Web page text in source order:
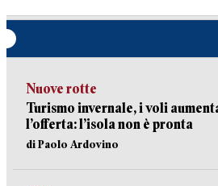
Nuove rotte
Turismo invernale, i voli
l’offerta: l’isola non è pronta
di Paolo Ardovino